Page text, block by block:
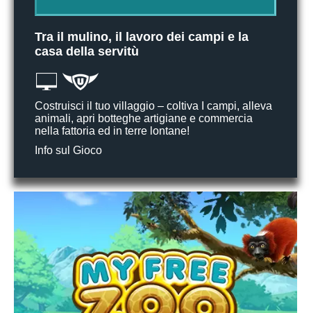
Tra il mulino, il lavoro dei campi e la
casa della servitù
Costruisci il tuo villaggio – coltiva I campi, alleva
animali, apri botteghe artigiane e commercia
nella fattoria ed in terre lontane!
Info sul Gioco